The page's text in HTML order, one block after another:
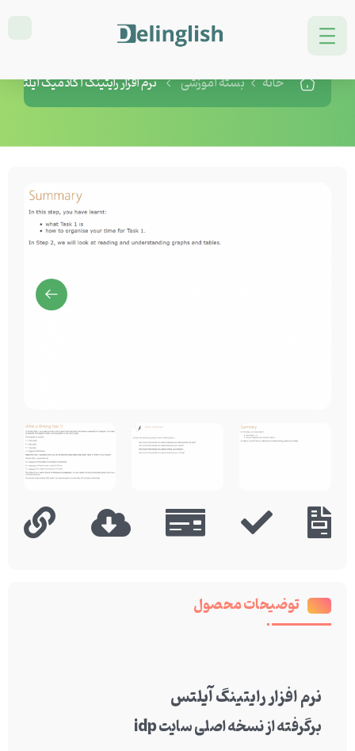
نرم افزار رایتینگ آکادمیک آیلتس
خانه بسته آموزشی نرم افزار رایتینگ آکادمیک آیلتس
توضیحات محصول
نرم افزار رایتینگ آیلتس
برگرفته از نسخه اصلی سایت idp